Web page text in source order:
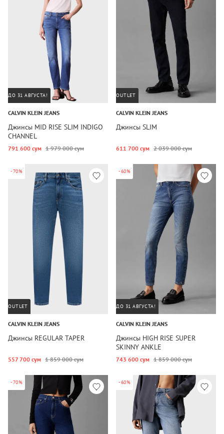
ДО 31 АВГУСТА!
CALVIN KLEIN JEANS
Джинсы MID RISE SLIM INDIGO
CHANNEL
791 600 сум 1 979 000 сум
OUTLET
CALVIN KLEIN JEANS
Джинсы SLIM
611 700 сум 2 039 000 сум
-70%
OUTLET
CALVIN KLEIN JEANS
Джинсы REGULAR TAPER
557 700 сум 1 859 000 сум
-60%
ДО 31 АВГУСТА!
CALVIN KLEIN JEANS
Джинсы HIGH RISE SUPER
SKINNY ANKLE
743 600 сум 1 859 000 сум
-70% -60%